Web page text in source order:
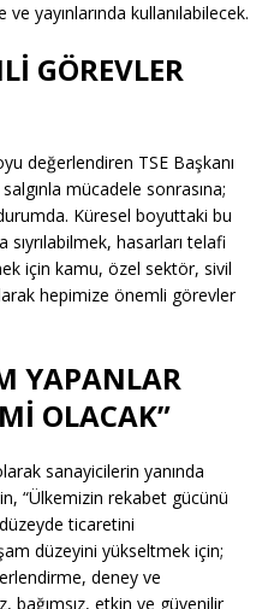
yayınlarında kullanılabilecek.
GÖREVLER
değerlendiren TSE Başkanı
mücadele sonrasına;
Küresel boyuttaki bu
sıyrılabilmek, hasarları telafi
için kamu, özel sektör, sivil
hepimize önemli görevler
YAPANLAR
OLACAK”
sanayicilerin yanında
“Ülkemizin rekabet gücünü
ticaretini
düzeyini yükseltmek için;
deney ve
bağımsız, etkin ve güvenilir